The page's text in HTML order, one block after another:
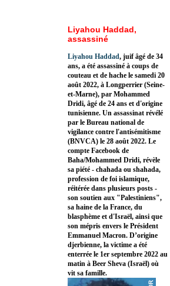
Liyahou Haddad,
assassiné
Liyahou Haddad, juif âgé de 34
ans, a été assassiné à coups de
couteau et de hache le samedi 20
août 2022, à Longperrier (Seine-
et-Marne), par Mohammed
Dridi, âgé de 24 ans et d'origine
tunisienne. Un assassinat révélé
par le Bureau national de
vigilance contre l'antisémitisme
(BNVCA) le 28 août 2022. Le
compte Facebook de
Baha/Mohammed Dridi, révèle
sa piété - chahada ou shahada,
profession de foi islamique,
réitérée dans plusieurs posts -
son soutien aux "Palestiniens",
sa haine de la France, du
blasphème et d'Israël, ainsi que
son mépris envers le Président
Emmanuel Macron. D’origine
djerbienne, la victime a été
enterrée le 1er septembre 2022 au
matin à Beer Sheva (Israël) où
vit sa famille.